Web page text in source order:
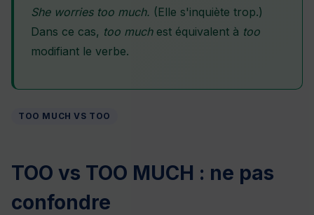
She worries too much. (Elle s'inquiète trop.)
Dans ce cas, too muchest équivalent à too
modifiant le verbe.
TOO MUCH VS TOO
TOO vs TOO MUCH : ne pas
confondre